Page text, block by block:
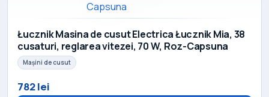
Łucznik Masina de cusut Electrica Łucznik Mia, 38
cusaturi, reglarea vitezei, 70 W, Roz-Capsuna
Mașini de cusut
782 lei